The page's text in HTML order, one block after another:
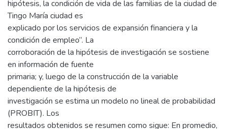
hipótesis, la condición de vida de las familias de la ciudad de
Tingo María ciudad es
explicado por los servicios de expansión financiera y la
condición de empleo”. La
corroboración de la hipótesis de investigación se sostiene
en información de fuente
primaria; y, luego de la construcción de la variable
dependiente de la hipótesis de
investigación se estima un modelo no lineal de probabilidad
(PROBIT). Los
resultados obtenidos se resumen como sigue: En promedio,